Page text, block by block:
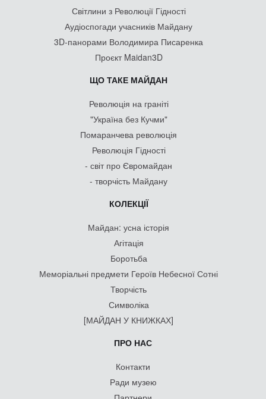
Світлини з Революції Гідності
Аудіоспогади учасників Майдану
3D-панорами Володимира Писаренка
Проєкт Maidan3D
ЩО ТАКЕ МАЙДАН
Революція на граніті
"Україна без Кучми"
Помаранчева революція
Революція Гідності
- світ про Євромайдан
- творчість Майдану
КОЛЕКЦІЇ
Майдан: усна історія
Агітація
Боротьба
Меморіальні предмети Героїв Небесної Сотні
Творчість
Символіка
[МАЙДАН У КНИЖКАХ]
ПРО НАС
Контакти
Ради музею